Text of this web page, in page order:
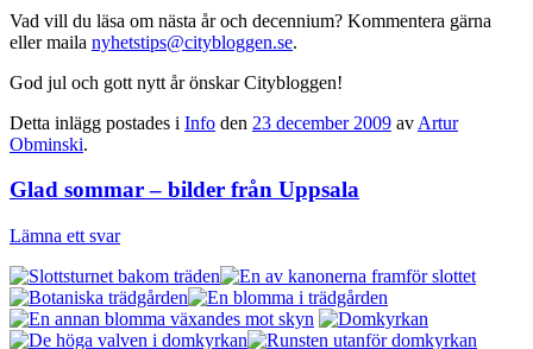
Vad vill du läsa om nästa år och decennium? Kommentera gärna
eller maila nyhetstips@citybloggen.se.
God jul och gott nytt år önskar Citybloggen!
Detta inlägg postades i Info den 23 december 2009 av Artur
Obminski.
Glad sommar – bilder från Uppsala
Lämna ett svar